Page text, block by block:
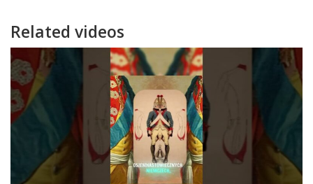
Related videos